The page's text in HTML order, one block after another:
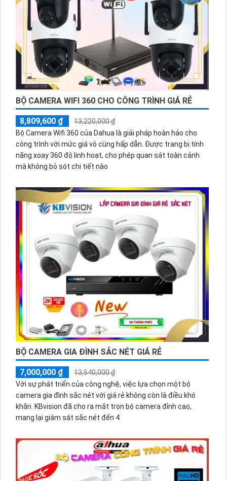
BỘ CAMERA WIFI 360 CHO CÔNG TRÌNH GIÁ RẺ
8,809,600 ₫
13,220,000 ₫
Bộ Camera Wifi 360 của Dahua là giải pháp hoàn hảo cho
công trình với mức giá vô cùng hấp dẫn. Được trang bị tính
năng xoay 360 độ linh hoạt, cho phép quan sát toàn cảnh
mà không bỏ sót chi tiết nào
BỘ CAMERA GIA ĐÌNH SẮC NÉT GIÁ RẺ
7,000,000 ₫
13,540,000 ₫
Với sự phát triển của công nghệ, việc lựa chọn một bộ
camera gia đình sắc nét với giá rẻ không còn là điều khó
khăn. KBvision đã cho ra mắt trọn bộ camera đỉnh cao,
mang lại giám sát sắc nét đến 4